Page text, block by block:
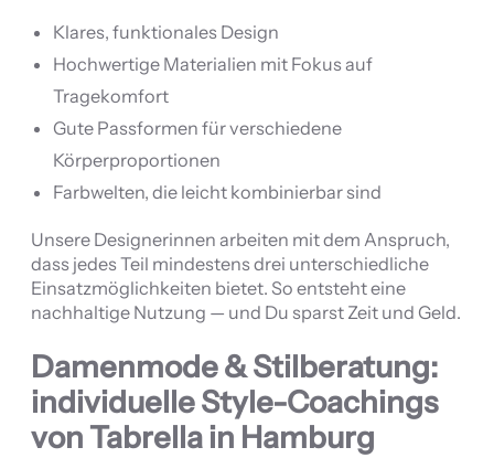
Klares, funktionales Design
Hochwertige Materialien mit Fokus auf
Tragekomfort
Gute Passformen für verschiedene
Körperproportionen
Farbwelten, die leicht kombinierbar sind
Unsere Designerinnen arbeiten mit dem Anspruch,
dass jedes Teil mindestens drei unterschiedliche
Einsatzmöglichkeiten bietet. So entsteht eine
nachhaltige Nutzung — und Du sparst Zeit und Geld.
Damenmode & Stilberatung:
individuelle Style-Coachings
von Tabrella in Hamburg